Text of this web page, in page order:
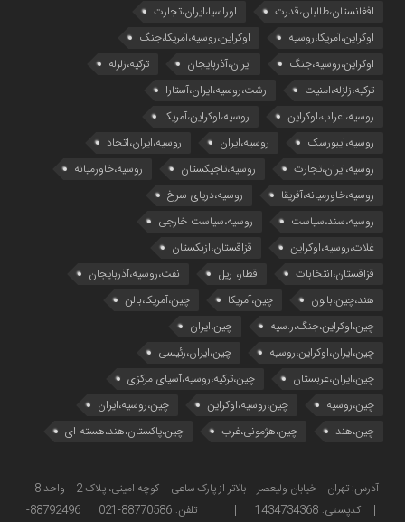
افغانستان،طالبان،قدرت
اوراسیا،ایران،تجارت
اوکراین،آمریکا،روسیه
اوکراین،روسیه،آمریکا،جنگ
اوکراین،روسیه،جنگ
ایران،آذربایجان
ترکیه،زلزله
ترکیه،زلزله،امنیت
رشت،روسیه،ایران،آستارا
روسیه،اعراب،اوکراین
روسیه،اوکراین،آمریکا
روسیه،ایبورسک
روسیه،ایران
روسیه،ایران،اتحاد
روسیه،ایران،تجارت
روسیه،تاجیکستان
روسیه،خاورمیانه
روسیه،خاورمیانه،آفریقا
روسیه،دریای سرخ
روسیه،سند،سیاست
روسیه،سیاست خارجی
غلات،روسیه،اوکراین
قزاقستان،ازبکستان
قزاقستان،انتخابات
قطار، ریل
نفت،روسیه،آذربایجان
هند،چین،بالون
چین،آمریکا
چین،آمریکا،بالن
چین،اوکراین،جنگ،ر.سیه
چین،ایران
چین،ایران،اوکراین،روسیه
چین،ایران،رئیسی
چین،ایران،عربستان
چین،ترکیه،روسیه،آسیای مرکزی
چین،روسیه
چین،روسیه،اوکراین
چین،روسیه،ایران
چین،هند
چین،هژمونی،غرب چین،پاکستان،هند،هسته ای
| کدپستی: 1434734368 | تلفن: 88770586-021 88792496-